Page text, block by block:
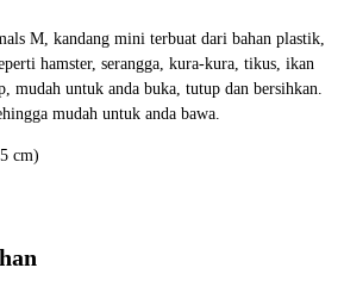
M, kandang mini terbuat dari bahan plastik,
hamster, serangga, kura-kura, tikus, ikan
mudah untuk anda buka, tutup dan bersihkan.
mudah untuk anda bawa.
cm)